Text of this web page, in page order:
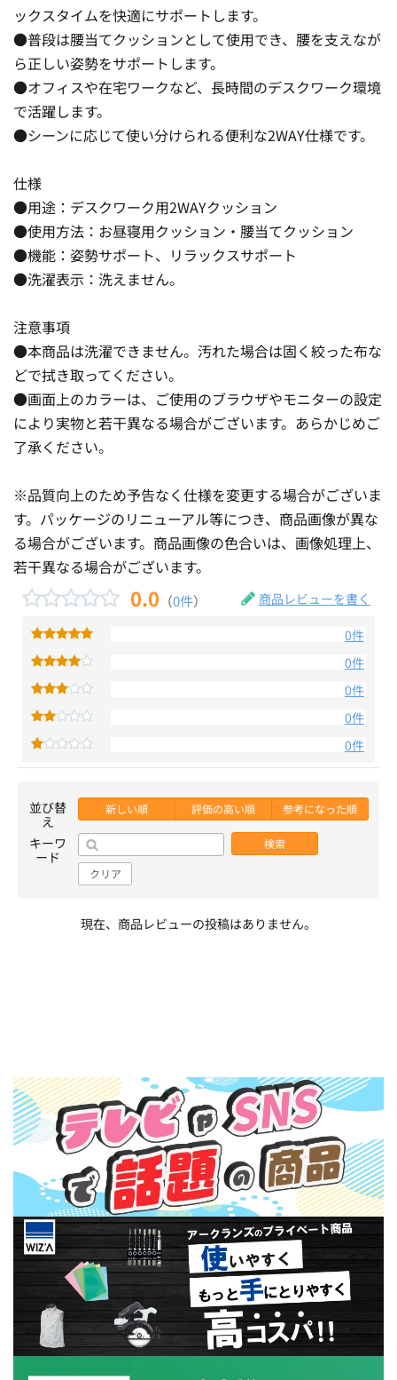
ックスタイムを快適にサポートします。
●普段は腰当てクッションとして使用でき、腰を支えなが
ら正しい姿勢をサポートします。
●オフィスや在宅ワークなど、長時間のデスクワーク環境
で活躍します。
●シーンに応じて使い分けられる便利な2WAY仕様です。
仕様
●用途：デスクワーク用2WAYクッション
●使用方法：お昼寝用クッション・腰当てクッション
●機能：姿勢サポート、リラックスサポート
●洗濯表示：洗えません。
注意事項
●本商品は洗濯できません。汚れた場合は固く絞った布な
どで拭き取ってください。
●画面上のカラーは、ご使用のブラウザやモニターの設定
により実物と若干異なる場合がございます。あらかじめご
了承ください。
※品質向上のため予告なく仕様を変更する場合がございま
す。パッケージのリニューアル等につき、商品画像が異な
る場合がございます。商品画像の色合いは、画像処理上、
若干異なる場合がございます。
0.0 （0件） 商品レビューを書く
0件
0件
0件
0件
0件
並び替
え
新しい順 評価の高い順 参考になった順
キーワ
ード
検索
クリア
現在、商品レビューの投稿はありません。